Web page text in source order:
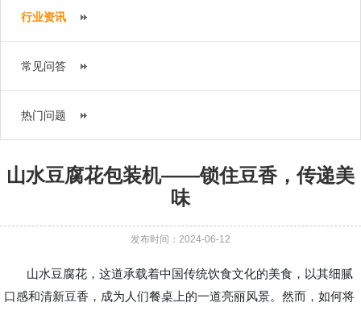
行业资讯
常见问答
热门问题
山水豆腐花包装机——锁住豆香，传递美
味
发布时间：2024-06-12
山水豆腐花，这道承载着中国传统饮食文化的美食，以其细腻
口感和清新豆香，成为人们餐桌上的一道亮丽风景。然而，如何将